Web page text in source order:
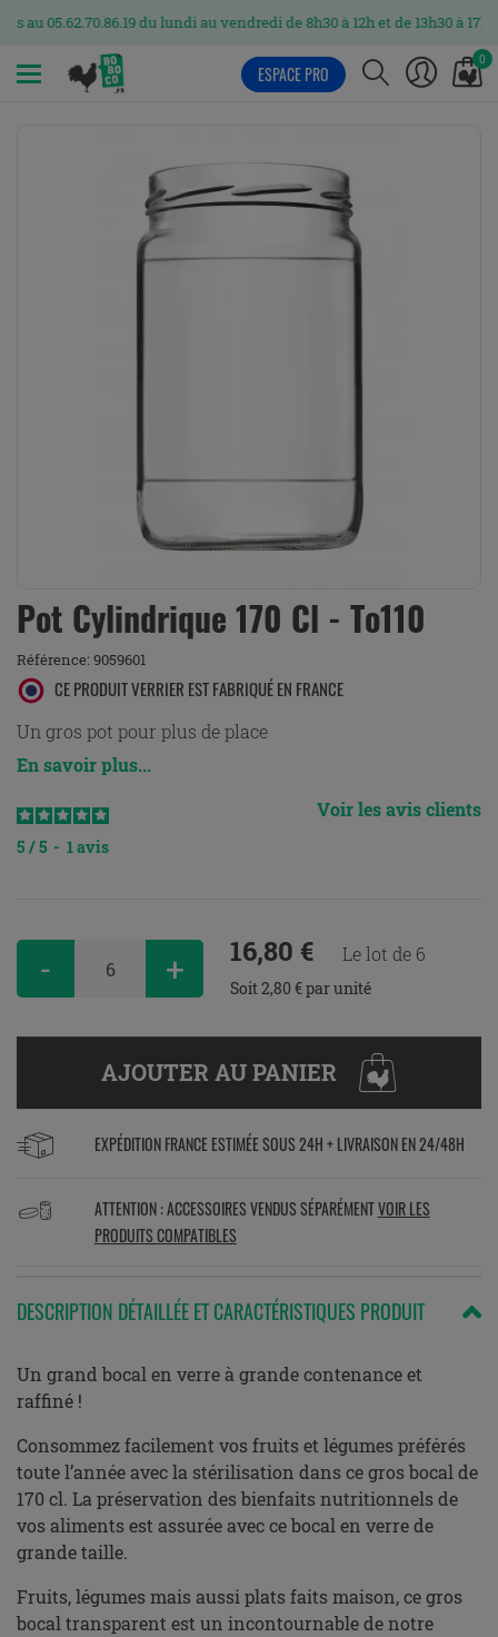
du lundi au vendredi de 8h30 à 12h et de 13h30 à 17h
0
ESPACE PRO
Pot Cylindrique 170 Cl - To110
Référence: 9059601
CE PRODUIT VERRIER EST FABRIQUÉ EN FRANCE
Un gros pot pour plus de place
En savoir plus...
5 / 5 - 1avis
Voir les avis clients
- + 16,80 € Le lot de 6
Soit 2,80 € par unité
AJOUTER AU PANIER
EXPÉDITION FRANCE ESTIMÉE SOUS 24H + LIVRAISON EN 24/48H
ATTENTION : ACCESSOIRES VENDUS SÉPARÉMENTVOIR LES
PRODUITS COMPATIBLES
DESCRIPTION DÉTAILLÉE ET CARACTÉRISTIQUES PRODUIT
Un grand bocal en verre à grande contenance et
raffiné !
Consommez facilement vos fruits et légumes préférés
toute l’année avec la stérilisation dans ce gros bocal de
170 cl. La préservation des bienfaits nutritionnels de
vos aliments est assurée avec ce bocal en verre de
grande taille.
Fruits, légumes mais aussi plats faits maison, ce gros
bocal transparent est un incontournable de notre